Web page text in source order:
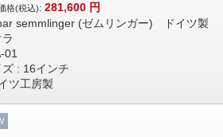
格(税込): 281,600 円
semmlinger (ゼムリンガー) ドイツ製
01
ズ : 16インチ
ツ工房製